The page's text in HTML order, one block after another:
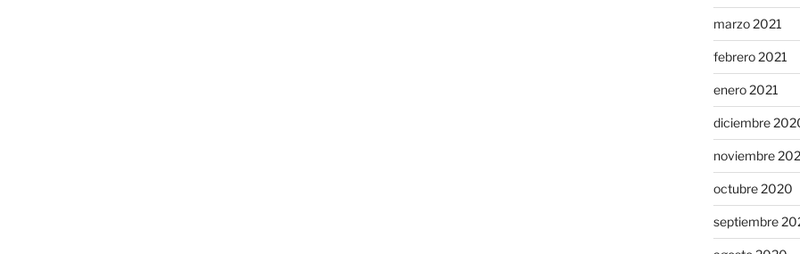
marzo 2021
febrero 2021
enero 2021
diciembre
noviembre
octubre 2020
septiembre